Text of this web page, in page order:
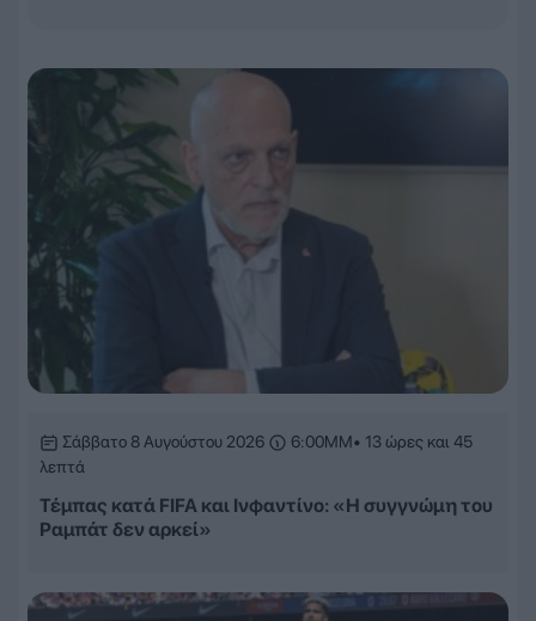
Σάββατο 8 Αυγούστου 2026 6:00ΜΜ• 13 ώρες και 45
λεπτά
Τέμπας κατά FIFA και Ινφαντίνο: «Η συγγνώμη του
Ραμπάτ δεν αρκεί»